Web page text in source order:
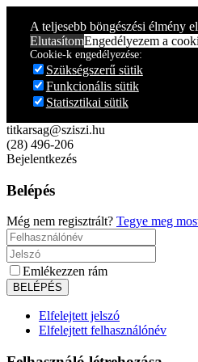
A teljesebb böngészési élmény
ElutasítomEngedélyezem a
Cookie-k engedélyezése:
Szükségszerű sütik
Funkcionális sütik
Statisztikai sütik
titkarsag@sziszi.hu
(28) 496-206
Bejelentkezés
Belépés
Még nem regisztrált? Tegye meg
Emlékezzen rám
Elfelejtett jelszó
Elfelejtett felhasználónév